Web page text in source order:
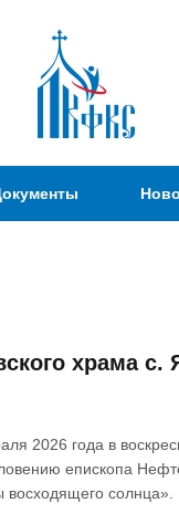
храма
2026 года в
епископа
восходящего солнца».